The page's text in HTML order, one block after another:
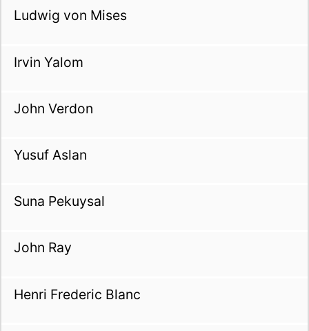
Ludwig von Mises
Irvin Yalom
John Verdon
Yusuf Aslan
Suna Pekuysal
John Ray
Henri Frederic Blanc